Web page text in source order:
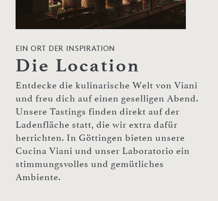
EIN ORT DER INSPIRATION
Die Location
Entdecke die kulinarische Welt von Viani
und freu dich auf einen geselligen Abend.
Unsere Tastings finden direkt auf der
Ladenfläche statt, die wir extra dafür
herrichten. In Göttingen bieten unsere
Cucina Viani und unser Laboratorio ein
stimmungsvolles und gemütliches
Ambiente.